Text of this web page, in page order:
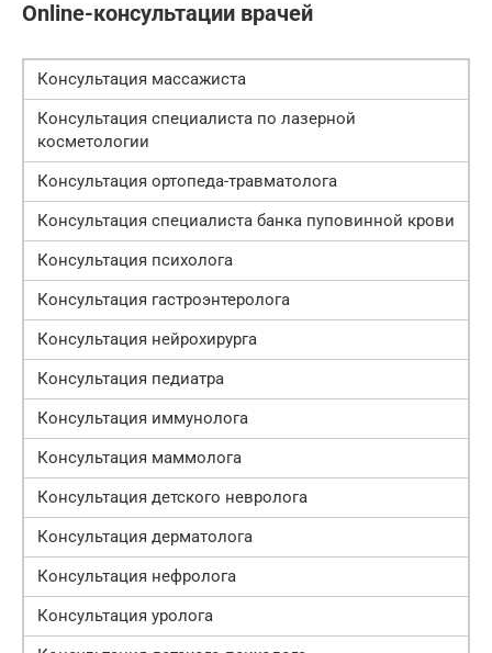
Online-консультации врачей
Консультация массажиста
Консультация специалиста по лазерной
косметологии
Консультация ортопеда-травматолога
Консультация специалиста банка пуповинной крови
Консультация психолога
Консультация гастроэнтеролога
Консультация нейрохирурга
Консультация педиатра
Консультация иммунолога
Консультация маммолога
Консультация детского невролога
Консультация дерматолога
Консультация нефролога
Консультация уролога